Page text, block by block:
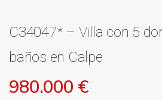
C34047* – Villa con 5
baños en Calpe
980.000 €